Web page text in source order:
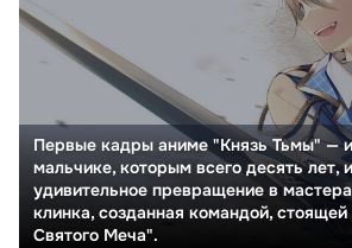
Первые кадры аниме "Князь Тьмы" —
мальчике, которым всего десять лет,
удивительное превращение в
клинка, созданная командой,
Святого Меча".